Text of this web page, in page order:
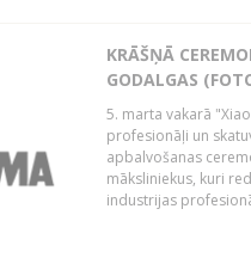
KRĀŠŅĀ
GODALGAS
5. marta vakarā
profesionāļi un
apbalvošanas
māksliniekus, kuri
industrijas